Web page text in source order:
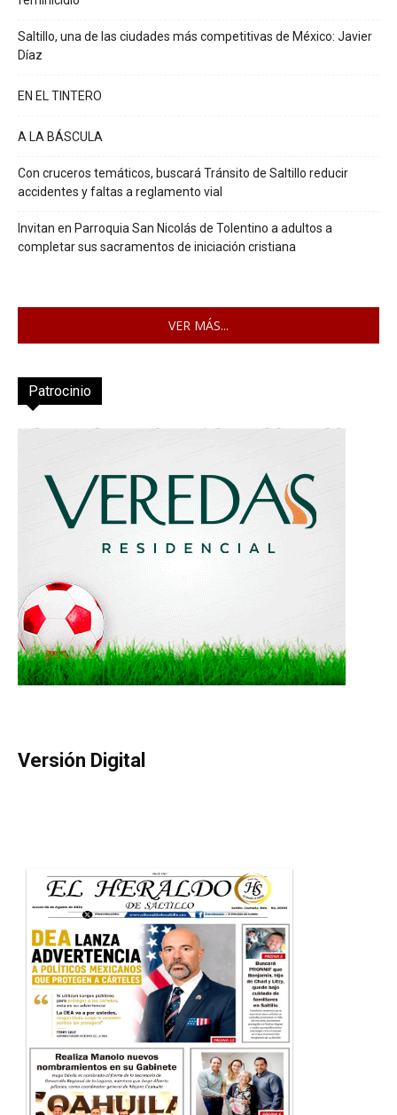
Saltillo, una de las ciudades más competitivas de México: Javier
Díaz
EN EL TINTERO
A LA BÁSCULA
Con cruceros temáticos, buscará Tránsito de Saltillo reducir
accidentes y faltas a reglamento vial
Invitan en Parroquia San Nicolás de Tolentino a adultos a
completar sus sacramentos de iniciación cristiana
VER MÁS...
Patrocinio
Versión Digital